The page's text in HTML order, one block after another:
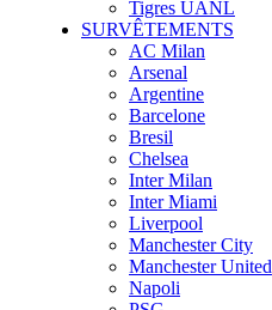
Tigres UANL
SURVÊTEMENTS
AC Milan
Arsenal
Argentine
Barcelone
Bresil
Chelsea
Inter Milan
Inter Miami
Liverpool
Manchester City
Manchester United
Napoli